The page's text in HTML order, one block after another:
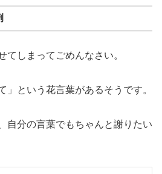
てしまってごめんなさい。
」という花言葉があるそうです。
自分の言葉でもちゃんと謝りたい